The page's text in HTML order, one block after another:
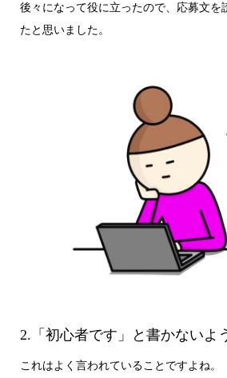
後々になって役に立ったので、応募文を
たと思いました。
2.「初心者です」と書かないよ
これはよく言われていることですよね。